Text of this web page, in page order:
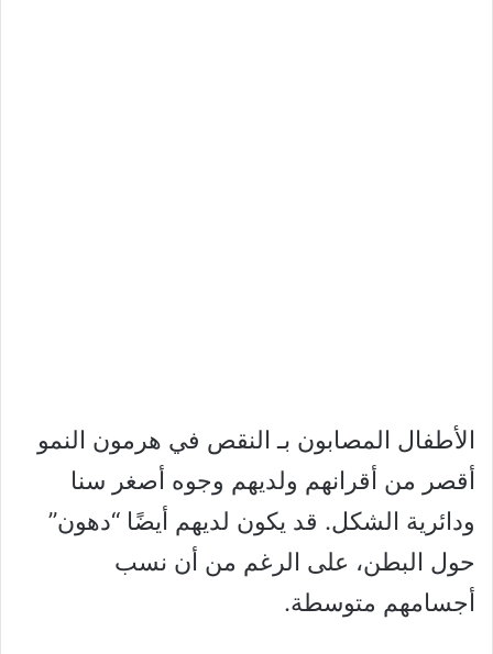
الأطفال المصابون بـ النقص في هرمون النمو
أقصر من أقرانهم ولديهم وجوه أصغر سنا
ودائرية الشكل. قد يكون لديهم أيضًا “دهون”
حول البطن، على الرغم من أن نسب
أجسامهم متوسطة.